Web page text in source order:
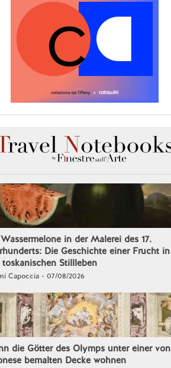
in der Malerei des 17.
Die Geschichte einer Frucht in
toskanischen Stillleben
Capoccia - 07/08/2026
die Götter des Olymps unter einer von
bemalten Decke wohnen